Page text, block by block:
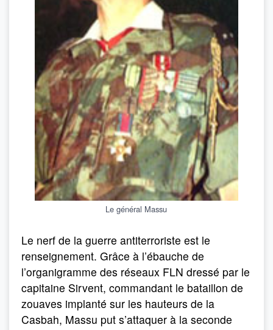
Le général Massu
Le nerf de la guerre antiterroriste est le
renseignement. Grâce à l’ébauche de
l’organigramme des réseaux FLN dressé par le
capitaine Sirvent, commandant le bataillon de
zouaves implanté sur les hauteurs de la
Casbah, Massu put s’attaquer à la seconde